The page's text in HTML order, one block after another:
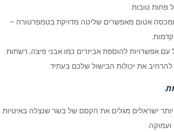
פחות טובות.
ומכסה אטום מאפשרים שליטה מדויקת בטמפרטורה –
עם אפשרויות להוספת אביזרים כמו אבני פיצה, רשתות
את יכולות הבישול שלכם בעתיד.
ישראלים מגלים את הקסם של בשר שנצלה באיטיות